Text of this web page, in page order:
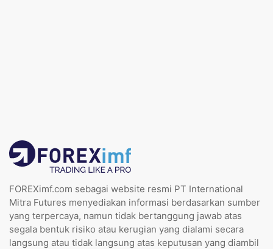
FOREXimf.com sebagai website resmi PT International
Mitra Futures menyediakan informasi berdasarkan sumber
yang terpercaya, namun tidak bertanggung jawab atas
segala bentuk risiko atau kerugian yang dialami secara
langsung atau tidak langsung atas keputusan yang diambil